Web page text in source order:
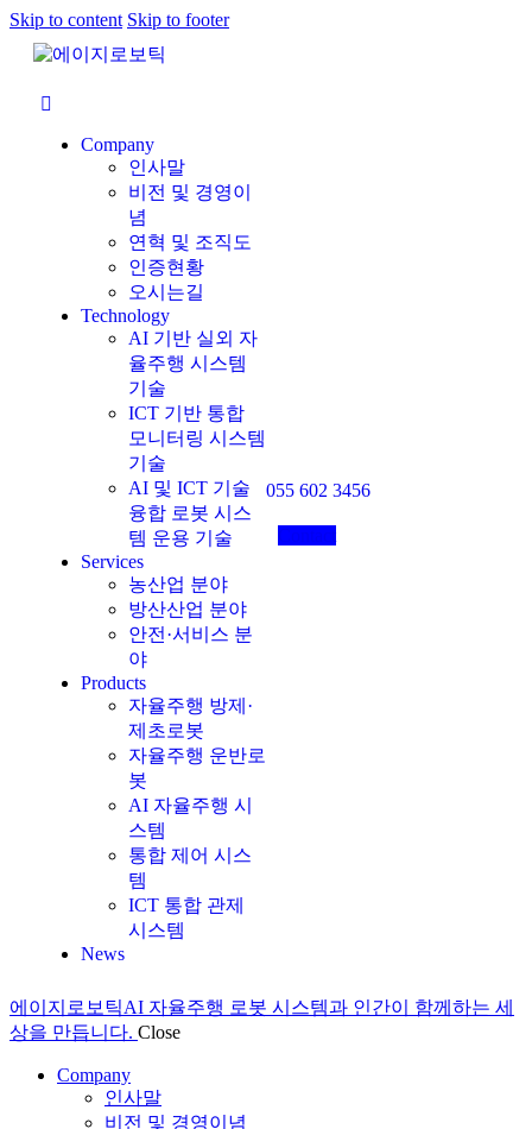
Skip to content Skip to footer
Company
인사말
비전 및 경영이
념
연혁 및 조직도
인증현황
오시는길
Technology
AI 기반 실외 자
율주행 시스템
기술
ICT 기반 통합
모니터링 시스템
기술
AI 및 ICT 기술
융합 로봇 시스
템 운용 기술
Services
농산업 분야
방산산업 분야
안전·서비스 분
야
Products
자율주행 방제·
제초로봇
자율주행 운반로
봇
AI 자율주행 시
스템
통합 제어 시스
템
ICT 통합 관제
시스템
News
055 602 3456
에이지로보틱AI 자율주행 로봇 시스템과 인간이 함께하는 세
상을 만듭니다. Close
Company
인사말
비전 및 경영이념